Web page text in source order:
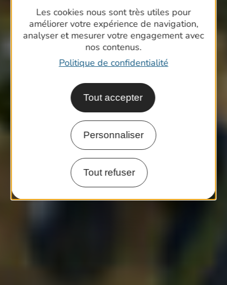
Les cookies nous sont très utiles pour
améliorer votre expérience de navigation,
analyser et mesurer votre engagement avec
nos contenus.
Politique de confidentialité
Tout accepter
Personnaliser
Tout refuser